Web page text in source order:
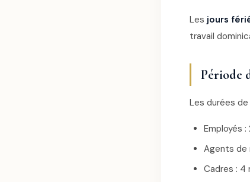
Les jours
travail
Période
Les durées de
Employés
Agents de
Cadres : 4